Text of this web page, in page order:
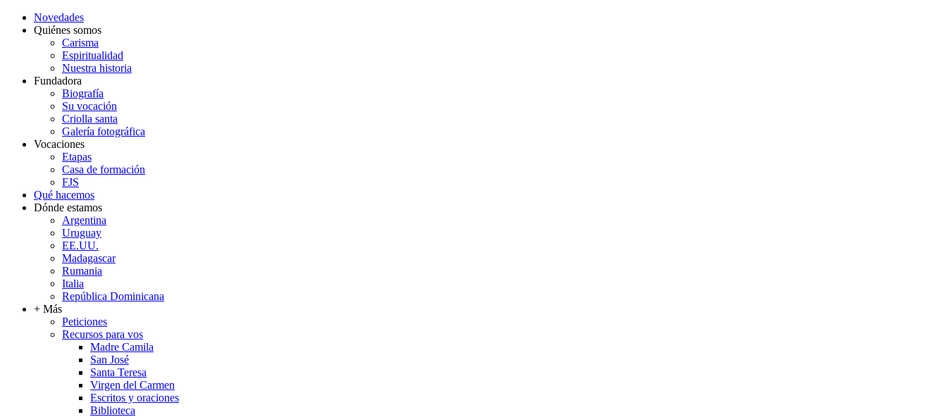
Novedades
Quiénes somos
Carisma
Espiritualidad
Nuestra historia
Fundadora
Biografía
Su vocación
Criolla santa
Galería fotográfica
Vocaciones
Etapas
Casa de formación
FJS
Qué hacemos
Dónde estamos
Argentina
Uruguay
EE.UU.
Madagascar
Rumania
Italia
República Dominicana
+ Más
Peticiones
Recursos para vos
Madre Camila
San José
Santa Teresa
Virgen del Carmen
Escritos y oraciones
Biblioteca